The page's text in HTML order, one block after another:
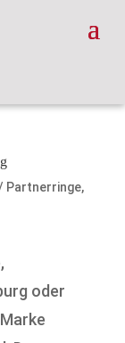
Partnerringe,
oder